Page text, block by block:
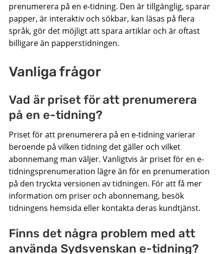
prenumerera på en e-tidning. Den är tillgänglig, sparar
papper, är interaktiv och sökbar, kan läsas på flera
språk, gör det möjligt att spara artiklar och är oftast
billigare än papperstidningen.
Vanliga frågor
Vad är priset för att prenumerera
på en e-tidning?
Priset för att prenumerera på en e-tidning varierar
beroende på vilken tidning det gäller och vilket
abonnemang man väljer. Vanligtvis är priset för en e-
tidningsprenumeration lägre än för en prenumeration
på den tryckta versionen av tidningen. För att få mer
information om priser och abonnemang, besök
tidningens hemsida eller kontakta deras kundtjänst.
Finns det några problem med att
använda Sydsvenskan e-tidning?